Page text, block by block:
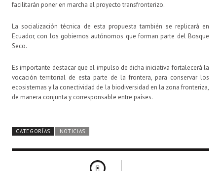
facilitarán poner en marcha el proyecto transfronterizo.
La socialización técnica de esta propuesta también se replicará en
Ecuador, con los gobiernos autónomos que forman parte del Bosque
Seco.
Es importante destacar que el impulso de dicha iniciativa fortalecerá la
vocación territorial de esta parte de la frontera, para conservar los
ecosistemas y la conectividad de la biodiversidad en la zona fronteriza,
de manera conjunta y corresponsable entre países.
CATEGORÍAS NOTICIAS